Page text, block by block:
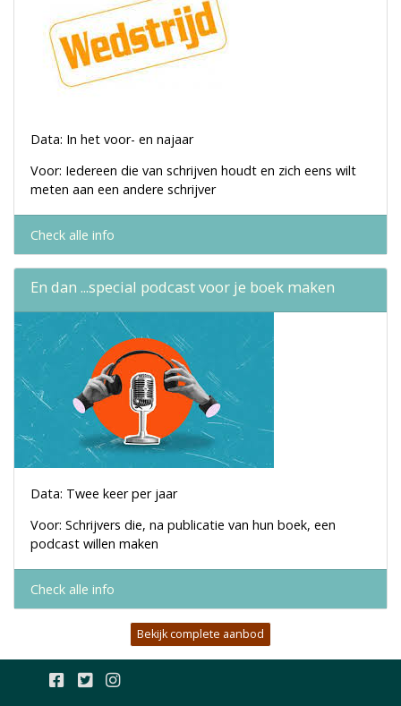
Data: In het voor- en najaar
Voor: Iedereen die van schrijven houdt en zich eens wilt
meten aan een andere schrijver
Check alle info
En dan ...special podcast voor je boek maken
Data: Twee keer per jaar
Voor: Schrijvers die, na publicatie van hun boek, een
podcast willen maken
Check alle info
Bekijk complete aanbod